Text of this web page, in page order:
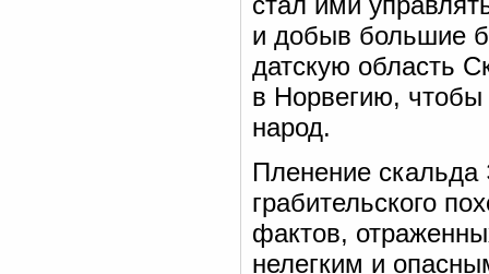
и добыв большие
датскую область
в Норвегию, чтобы
народ.
Пленение скальда
грабительского
фактов,
нелегким и